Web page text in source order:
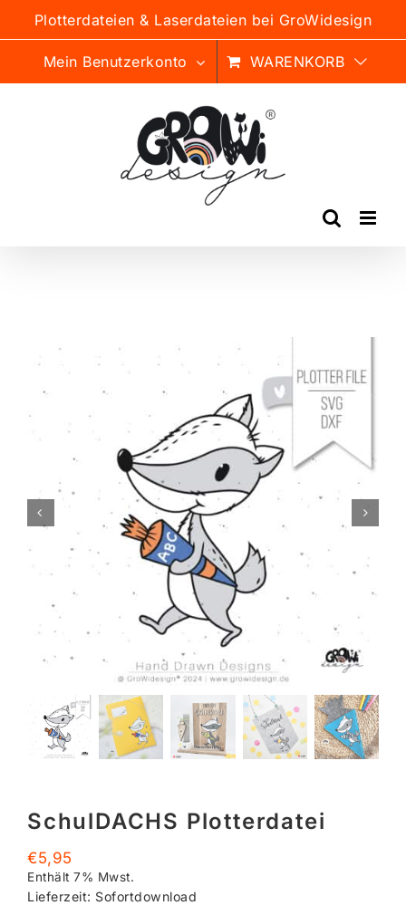
Inhalt
Plotterdateien & Laserdateien bei GroWidesign
Mein Benutzerkonto WARENKORB
SchulDACHS Plotterdatei
€5,95
Enthält 7% Mwst.
Lieferzeit: Sofortdownload